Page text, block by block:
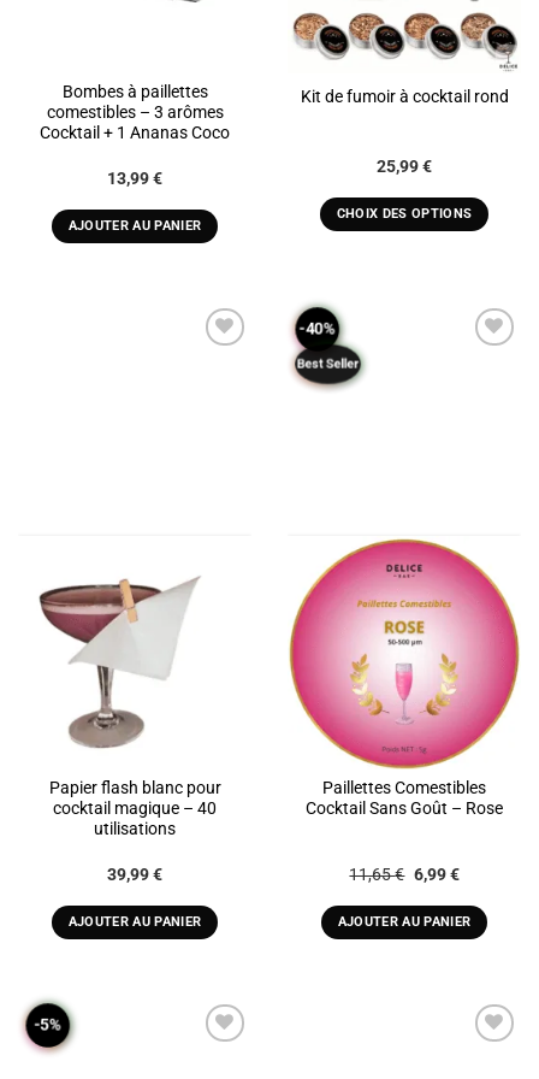
Bombes à paillettes
comestibles – 3 arômes
Cocktail + 1 Ananas Coco
13,99€
AJOUTER AU PANIER
Kit de fumoir à cocktail rond
25,99€Plage
prix :
25,99 €
à
CHOIX DES OPTIONS
variations.
page
du
produit
Papier flash blanc pour
cocktail magique – 40
utilisations
39,99€
AJOUTER AU PANIER
-40%
Best Seller
Paillettes Comestibles
Cocktail Sans Goût – Rose
11,65€ Le
prix
initial
était :
11,65 €.
6,99€Le
actuel
est :
6,99 €.
AJOUTER AU PANIER
-5%